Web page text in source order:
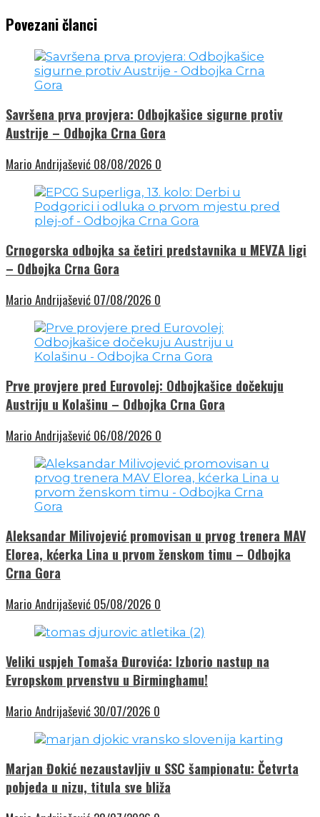
Povezani članci
Savršena prva provjera: Odbojkašice sigurne protiv
Austrije – Odbojka Crna Gora
Mario Andrijašević 08/08/2026 0
Crnogorska odbojka sa četiri predstavnika u MEVZA ligi
– Odbojka Crna Gora
Mario Andrijašević 07/08/2026 0
Prve provjere pred Eurovolej: Odbojkašice dočekuju
Austriju u Kolašinu – Odbojka Crna Gora
Mario Andrijašević 06/08/2026 0
Aleksandar Milivojević promovisan u prvog trenera MAV
Elorea, kćerka Lina u prvom ženskom timu – Odbojka
Crna Gora
Mario Andrijašević 05/08/2026 0
Veliki uspjeh Tomaša Đurovića: Izborio nastup na
Evropskom prvenstvu u Birminghamu!
Mario Andrijašević 30/07/2026 0
Marjan Đokić nezaustavljiv u SSC šampionatu: Četvrta
pobjeda u nizu, titula sve bliža